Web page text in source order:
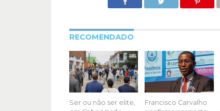
RECOMENDADO
Ser ou não ser elite,
Francisco Carvalho